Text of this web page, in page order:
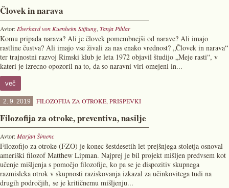
Človek in narava
Avtor: Eberhard von Kuenheim Stiftung, Tanja Pihlar
Komu pripada narava? Ali je človek pomembnejši od narave? Ali imajo
rastline čustva? Ali imajo vse živali za nas enako vrednost? „Človek in narava“
ter trajnostni razvoj Rimski klub je leta 1972 objavil študijo „Meje rasti“, v
kateri je izrecno opozoril na to, da so naravni viri omejeni in...
več
2. 9. 2019 FILOZOFIJA ZA OTROKE, PRISPEVKI
Filozofija za otroke, preventiva, nasilje
Avtor:Marjan Šimenc
Filozofijo za otroke (FZO) je konec šestdesetih let prejšnjega stoletja osnoval
ameriški filozof Matthew Lipman. Najprej je bil projekt mišljen predvsem kot
učenje mišljenja s pomočjo filozofije, ko pa se je dispozitiv skupnega
razmisleka otrok v skupnosti raziskovanja izkazal za učinkovitega tudi na
drugih področjih, se je kritičnemu mišljenju...